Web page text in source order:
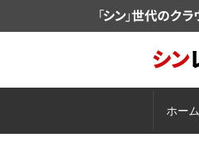
ホーム